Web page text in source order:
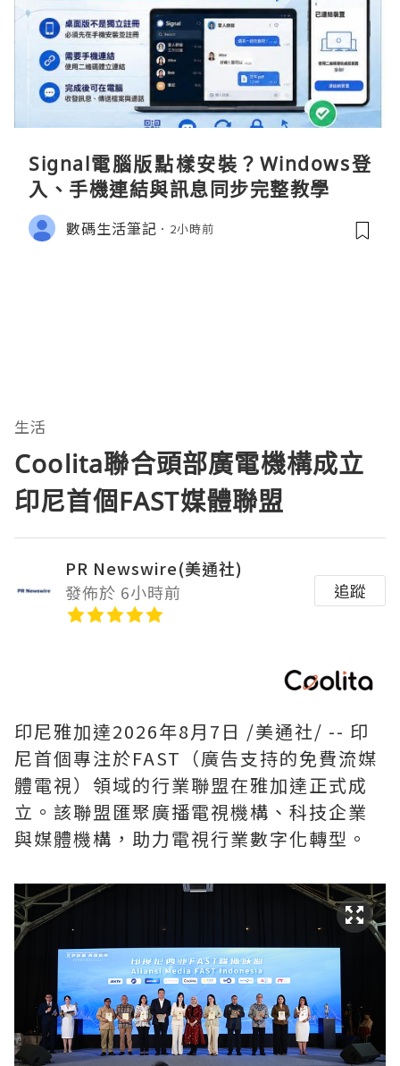
Signal電腦版點樣安裝？Windows登
入、手機連結與訊息同步完整教學
數碼生活筆記 2小時前
生活
Coolita聯合頭部廣電機構成立
印尼首個FAST媒體聯盟
PR Newswire(美通社)
發佈於 6小時前
追蹤
印尼雅加達2026年8月7日 /美通社/ -- 印
尼首個專注於FAST（廣告支持的免費流媒
體電視）領域的行業聯盟在雅加達正式成
立。該聯盟匯聚廣播電視機構、科技企業
與媒體機構，助力電視行業數字化轉型。